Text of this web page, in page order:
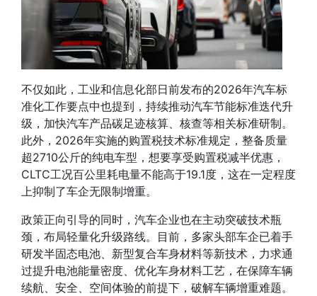
不仅如此，工业和信息化部日前发布的2026年汽车标
准化工作要点中也提到，持续推动汽车节能标准迭代升
级，加快汽车产品碳足迹核算、核查等相关标准研制。
此外， 2026年实施的购置税技术标准规定 ，整备质量
超2710公斤的纯电车型，想要享受购置税减半优惠，
CLTC工况百公里耗电量不能高于19.1度，这在一定程度
上抑制了车企无限制增重。
政策正向引导的同时，汽车企业也在主动突破技术瓶
颈，布局轻量化升级路线。目前，多家头部车企已着手
研发半固态电池、新型复合车身材料等新技术 ，力求通
过提升电池能量密度、优化车身材料工艺，在保障车辆
续航、安全、空间体验的前提下，破解车辆增重难题。